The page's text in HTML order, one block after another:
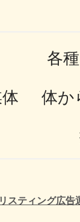
各
体か
スティング広告